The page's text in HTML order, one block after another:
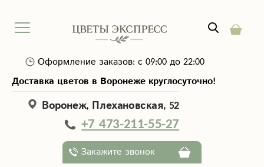
Оформление заказов: с 09:00 до 22:00
Доставка цветов в Воронеже круглосуточно!
Воронеж, Плехановская, 52
+7 473-211-55-27
Закажите звонок